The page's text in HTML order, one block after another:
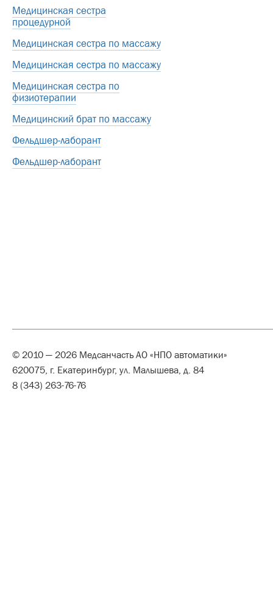
Медицинская сестра
процедурной
Медицинская сестра по массажу
Медицинская сестра по массажу
Медицинская сестра по
физиотерапии
Медицинский брат по массажу
Фельдшер-лаборант
Фельдшер-лаборант
© 2010 — 2026 Медсанчасть АО «НПО автоматики»
620075, г. Екатеринбург, ул. Малышева, д. 84
8 (343) 263-76-76